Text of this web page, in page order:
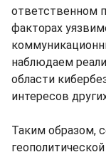
ответственном
факторах
наблюдаем
области
интересов
Таким образом,